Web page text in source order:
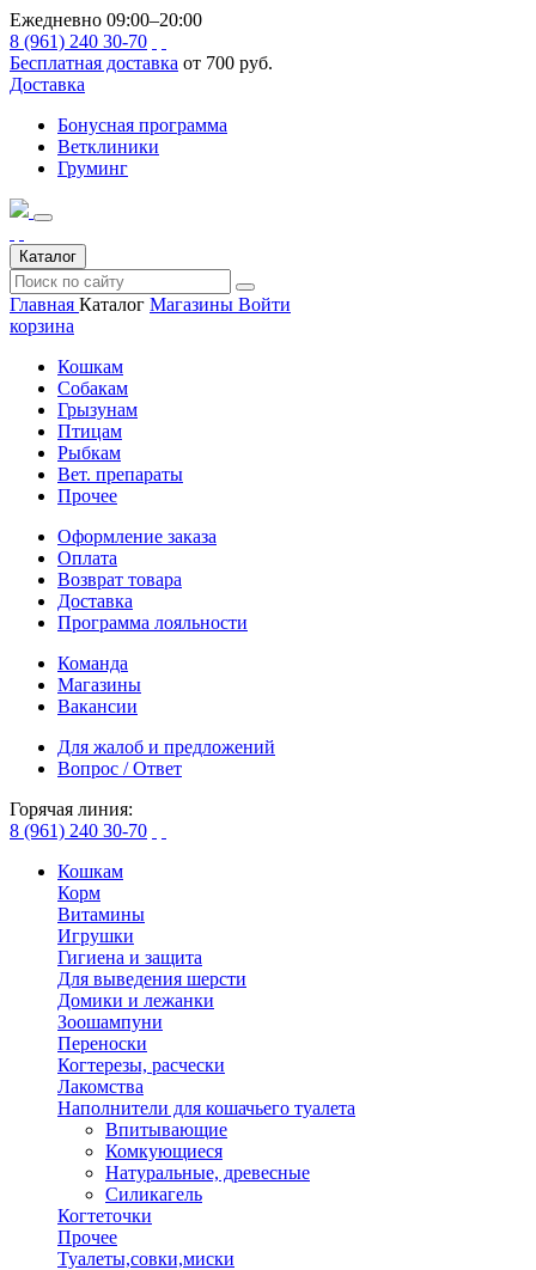
Ежедневно 09:00–20:00
8 (961) 240 30-70
Бесплатная доставка от 700 руб.
Доставка
Бонусная программа
Ветклиники
Груминг
Каталог
Главная Каталог Магазины Войти
корзина
Кошкам
Собакам
Грызунам
Птицам
Рыбкам
Вет. препараты
Прочее
Оформление заказа
Оплата
Возврат товара
Доставка
Программа лояльности
Команда
Магазины
Вакансии
Для жалоб и предложений
Вопрос / Ответ
Горячая линия:
8 (961) 240 30-70
Кошкам
Корм
Витамины
Игрушки
Гигиена и защита
Для выведения шерсти
Домики и лежанки
Зоошампуни
Переноски
Когтерезы, расчески
Лакомства
Наполнители для кошачьего туалета
Впитывающие
Комкующиеся
Натуральные, древесные
Силикагель
Когтеточки
Прочее
Туалеты,совки,миски